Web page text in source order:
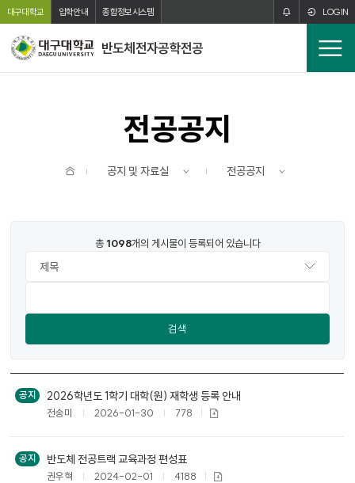
본문 바로가기
주메뉴 바로가기
대구대학교 입학안내 종합정보시스템 LOGIN
반도체전자공학전공
전
체
전공공지
공지 및 자료실 전공공지
총1098개의 게시물이 등록되어 있습니다
검색
지
목
록
공지 2026학년도 1학기 대학(원) 재학생 등록 안내
전송미 2026-01-30 778
공지 반도체 전공트랙 교육과정 편성표
권우혁 2024-02-01 4188